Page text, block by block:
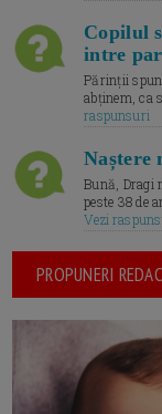
Copilul
intre
Părinții spun
abținem, ca
raspunsuri
Naștere
Bună, Dragi
peste 38 de
Vezi
PROPUNERI